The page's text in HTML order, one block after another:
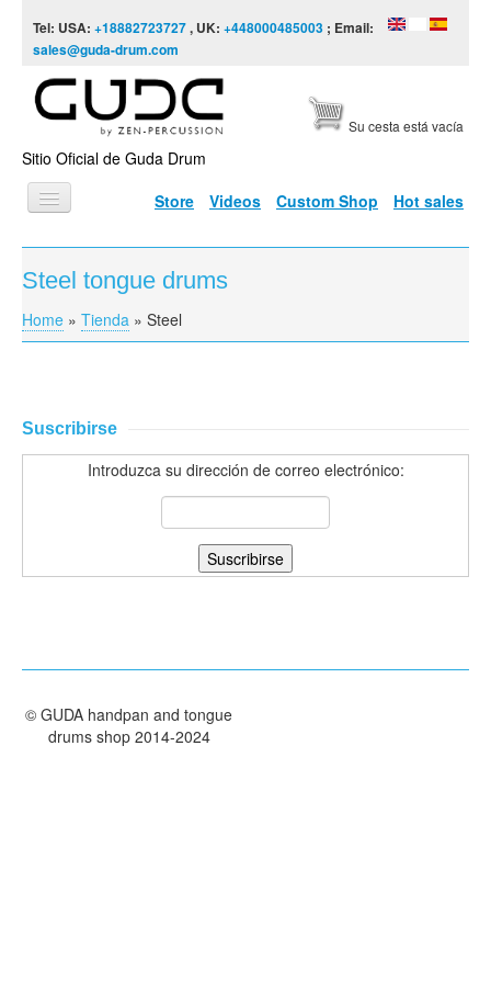
Tel: USA: +18882723727, UK: +448000485003 ; Email:
sales@guda-drum.com
Sitio Oficial de Guda Drum
Su cesta está vacía
Store Videos Custom Shop Hot sales
INICIO
TIPOS DE GUDA
DISEÑOS
VÍDEOS
VENTAS
Steel tongue drums
You are here
Home » Tienda » Steel
Suscribirse
Introduzca su dirección de correo electrónico:
©GUDA handpan and tongue
drums shop2014-2024